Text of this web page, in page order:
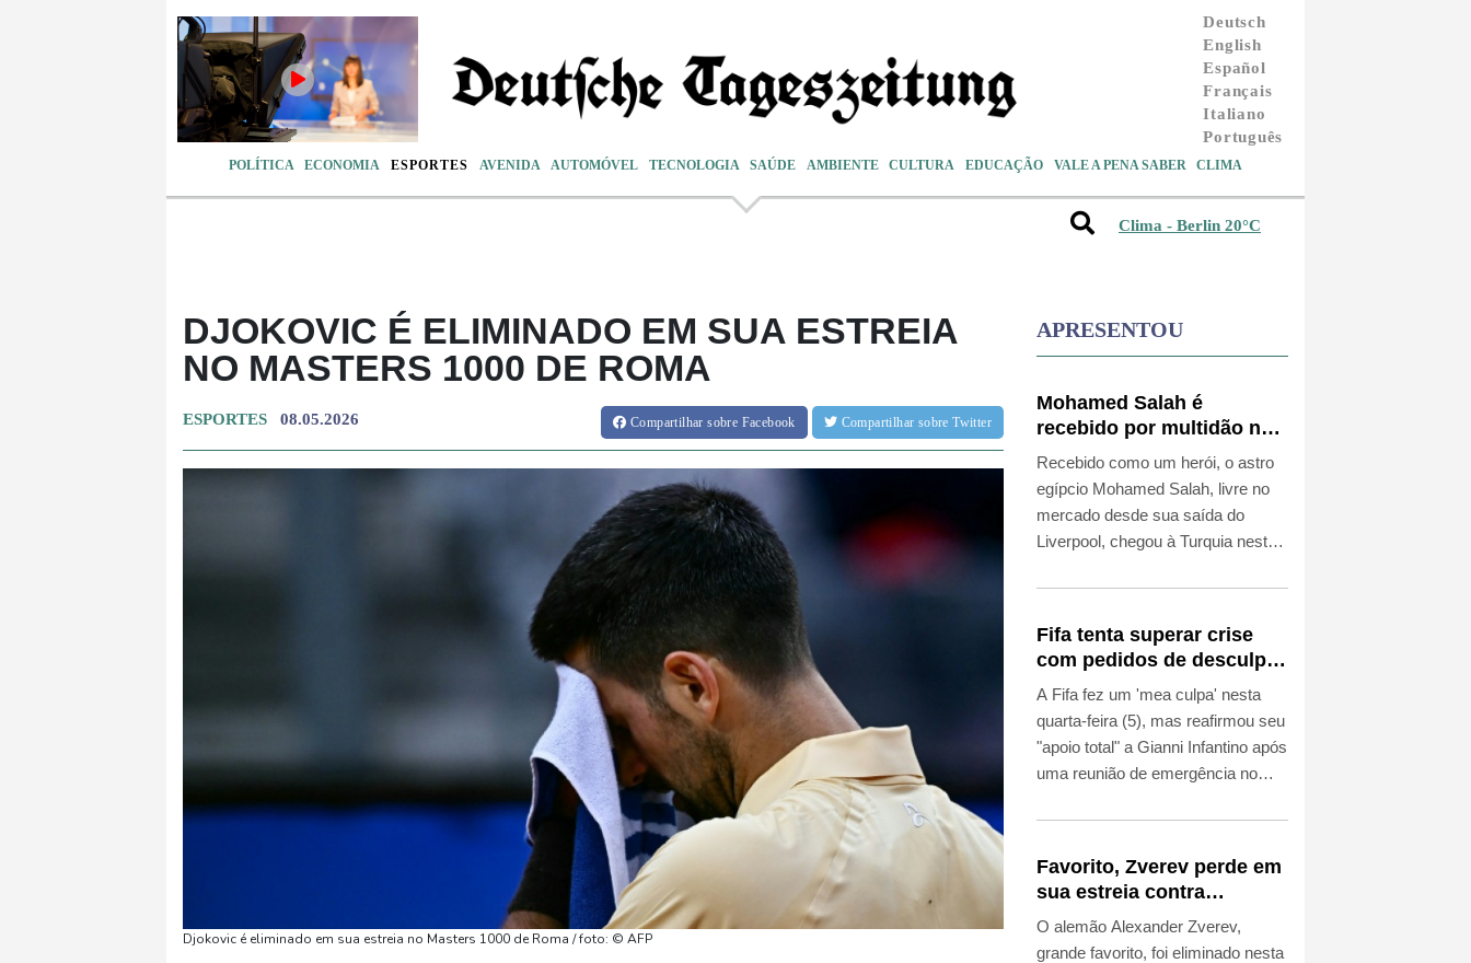
Deutsch
English
Español
Français
Italiano
Português
POLÍTICA ECONOMIA ESPORTES AVENIDA AUTOMÓVEL TECNOLOGIA SAÚDE AMBIENTE CULTURA EDUCAÇÃO VALE A PENA SABER CLIMA
Clima - Berlin 20°C
DJOKOVIC É ELIMINADO EM SUA ESTREIA
NO MASTERS 1000 DE ROMA
ESPORTES 08.05.2026 Compartilharsobre Facebook Compartilhar sobre Twitter
Djokovic é eliminado em sua estreia no Masters 1000 de Roma / foto: © AFP
APRESENTOU
Mohamed Salah é
recebido por multidão na
Turquia e veste camisa do
Trabzonspor
Recebido como um herói, o astro
egípcio Mohamed Salah, livre no
mercado desde sua saída do
Liverpool, chegou à Turquia nesta
Trabzonspor, que o convenceu
20 milhões de dólares por
temporada (cerca de R$ 103
milhões na cotação atual).
Fifa tenta superar crise
com pedidos de desculpas
e 'apoio total' a Infantino
A Fifa fez um 'mea culpa' nesta
quarta-feira (5), mas reafirmou seu
"apoio total" a Gianni Infantino após
uma reunião de emergência no
desencadeada pelas críticas ao
abandonado, de abrir a instituição
ao investimento privado.
Favorito, Zverev perde em
sua estreia contra
Griekspoor no Masters
1000 de Montreal
O alemão Alexander Zverev,
grande favorito, foi eliminado nesta